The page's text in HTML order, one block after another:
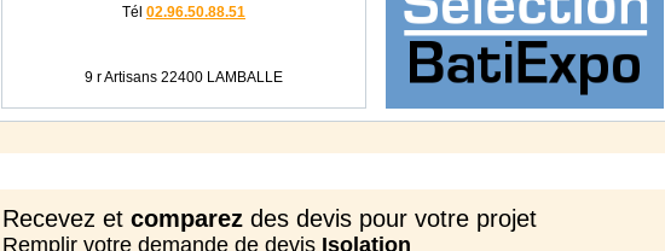
Tél 02.96.50.88.51
9 r Artisans 22400 LAMBALLE
Recevez et comparez des devis pour votre projet
Remplir votre demande de devis Isolation